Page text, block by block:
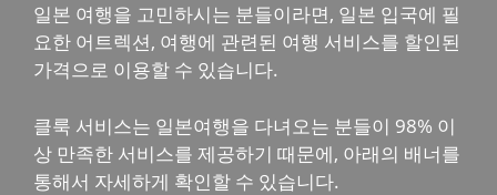
일본 여행을 고민하시는 분들이라면, 일본 입국에 필
요한 어트렉션, 여행에 관련된 여행 서비스를 할인된
가격으로 이용할 수 있습니다.
클룩 서비스는 일본여행을 다녀오는 분들이 98% 이
상 만족한 서비스를 제공하기 때문에, 아래의 배너를
통해서 자세하게 확인할 수 있습니다.